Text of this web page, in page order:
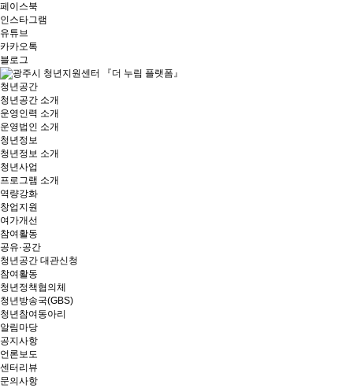
페이스북
인스타그램
유튜브
카카오톡
블로그
청년공간
청년공간 소개
운영인력 소개
운영법인 소개
청년정보
청년정보 소개
청년사업
프로그램 소개
역량강화
창업지원
여가개선
참여활동
공유·공간
청년공간 대관신청
참여활동
청년정책협의체
청년방송국(GBS)
청년참여동아리
알림마당
공지사항
언론보도
센터리뷰
문의사항